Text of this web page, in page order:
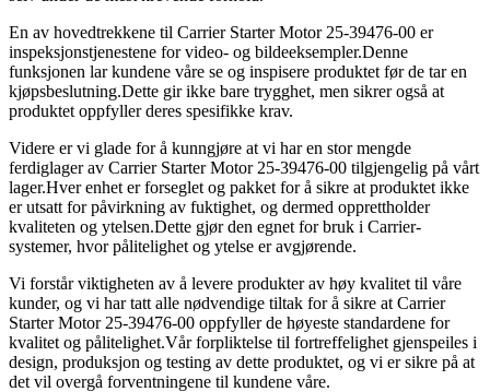
En av hovedtrekkene til Carrier Starter Motor 25-39476-00 er
inspeksjonstjenestene for video- og bildeeksempler.Denne
funksjonen lar kundene våre se og inspisere produktet før de tar en
kjøpsbeslutning.Dette gir ikke bare trygghet, men sikrer også at
produktet oppfyller deres spesifikke krav.
Videre er vi glade for å kunngjøre at vi har en stor mengde
ferdiglager av Carrier Starter Motor 25-39476-00 tilgjengelig på vårt
lager.Hver enhet er forseglet og pakket for å sikre at produktet ikke
er utsatt for påvirkning av fuktighet, og dermed opprettholder
kvaliteten og ytelsen.Dette gjør den egnet for bruk i Carrier-
systemer, hvor pålitelighet og ytelse er avgjørende.
Vi forstår viktigheten av å levere produkter av høy kvalitet til våre
kunder, og vi har tatt alle nødvendige tiltak for å sikre at Carrier
Starter Motor 25-39476-00 oppfyller de høyeste standardene for
kvalitet og pålitelighet.Vår forpliktelse til fortreffelighet gjenspeiles i
design, produksjon og testing av dette produktet, og vi er sikre på at
det vil overgå forventningene til kundene våre.